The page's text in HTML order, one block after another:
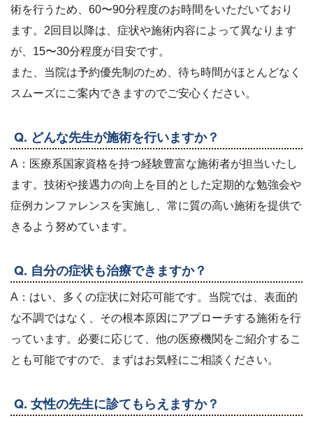
術を行うため、60〜90分程度のお時間をいただいており
ます。2回目以降は、症状や施術内容によって異なります
が、15〜30分程度が目安です。
また、当院は予約優先制のため、待ち時間がほとんどなく
スムーズにご案内できますのでご安心ください。
Q. どんな先生が施術を行いますか？
A：医療系国家資格を持つ経験豊富な施術者が担当いたし
ます。技術や接遇力の向上を目的とした定期的な勉強会や
症例カンファレンスを実施し、常に質の高い施術を提供で
きるよう努めています。
Q. 自分の症状も治療できますか？
A：はい、多くの症状に対応可能です。当院では、表面的
な不調ではなく、その根本原因にアプローチする施術を行
っています。必要に応じて、他の医療機関をご紹介するこ
とも可能ですので、まずはお気軽にご相談ください。
Q. 女性の先生に診てもらえますか？